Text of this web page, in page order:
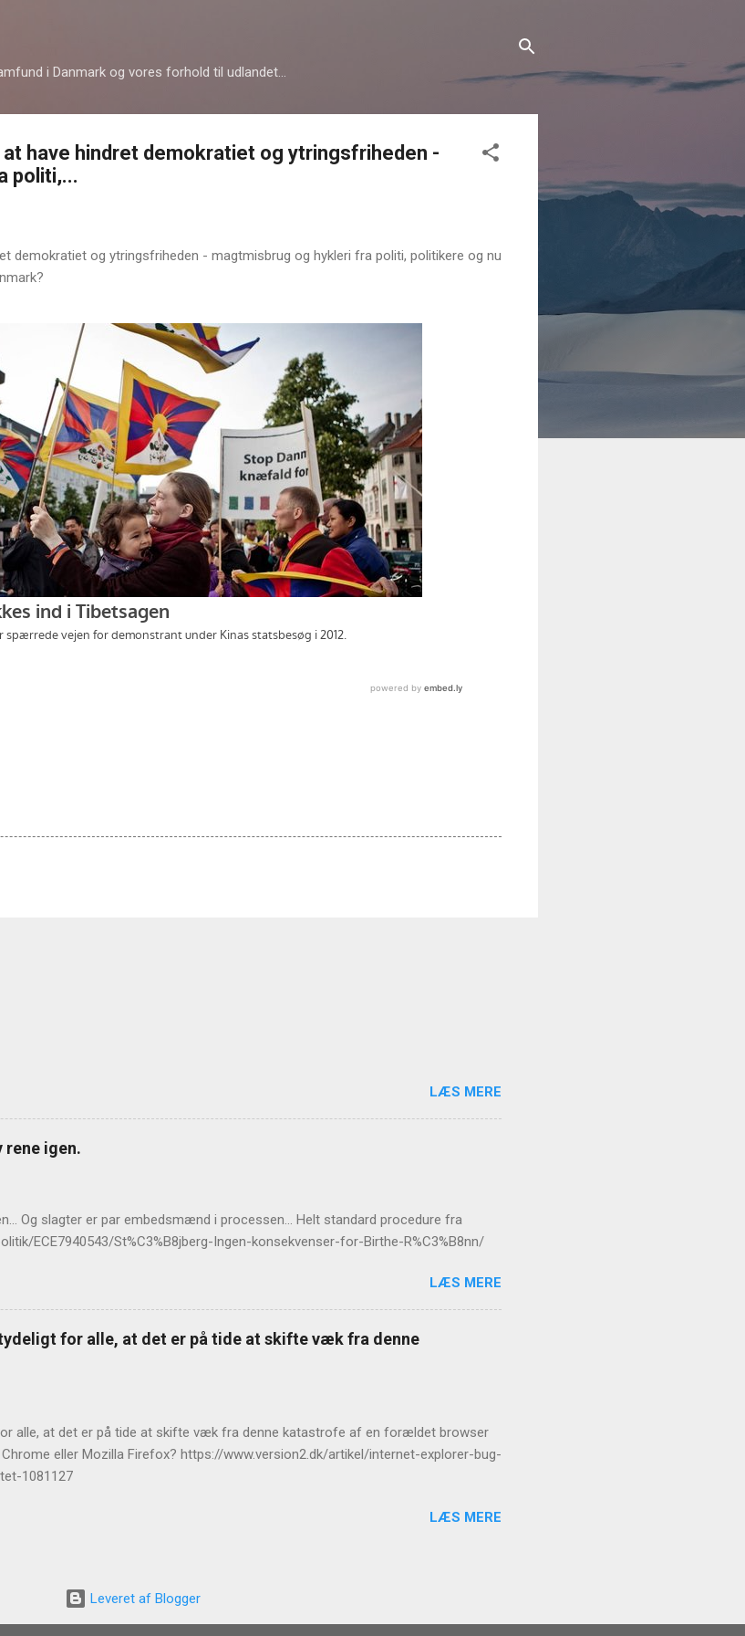
i Danmark og vores forhold til udlandet...
have hindret demokratiet og ytringsfriheden -
politi,...
demokratiet og ytringsfriheden - magtmisbrug og hykleri fra politi, politikere og nu
LÆS MERE
rene igen.
Og slagter er par embedsmænd i processen... Helt standard procedure fra
ECE7940543/St%C3%B8jberg-Ingen-konsekvenser-for-Birthe-R%C3%B8nn/
LÆS MERE
for alle, at det er på tide at skifte væk fra denne
alle, at det er på tide at skifte væk fra denne katastrofe af en forældet browser
eller Mozilla Firefox? https://www.version2.dk/artikel/internet-explorer-bug-
1081127
LÆS MERE
Leveret af Blogger